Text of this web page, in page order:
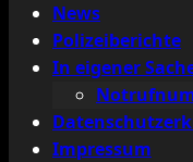
News
Polizeiberichte
In eigener
Impressum